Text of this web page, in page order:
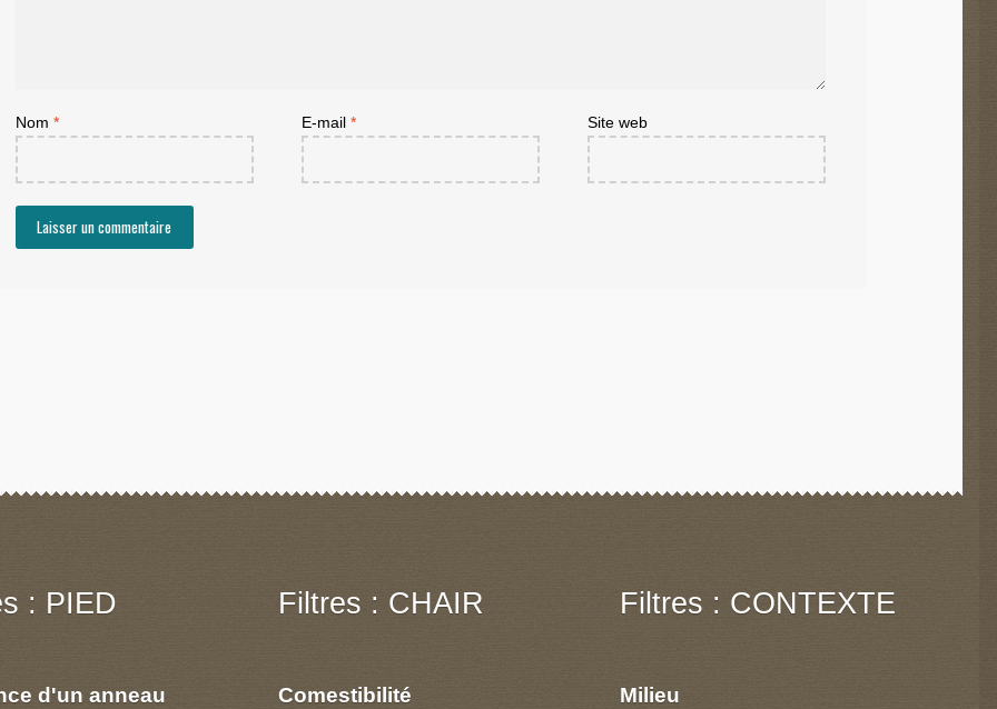
Nom * E-mail * Site web
: PIED
d'un anneau
Filtres : CHAIR
Comestibilité
Filtres : CONTEXTE
Milieu